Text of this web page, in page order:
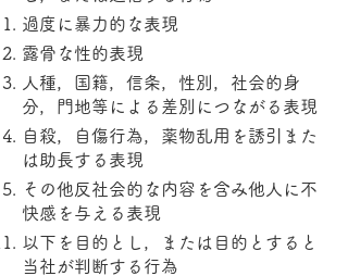
過度に暴力的な表現
露骨な性的表現
人種，国籍，信条，性別，社会的身
分，門地等による差別につながる表現
自殺，自傷行為，薬物乱用を誘引また
は助長する表現
その他反社会的な内容を含み他人に不
快感を与える表現
以下を目的とし，または目的とすると
当社が判断する行為